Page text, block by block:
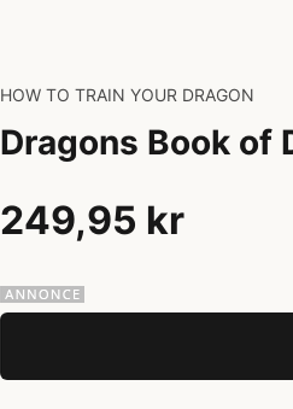
HOW TO TRAIN YOUR DRAGON
Dragons Book of
249,95 kr